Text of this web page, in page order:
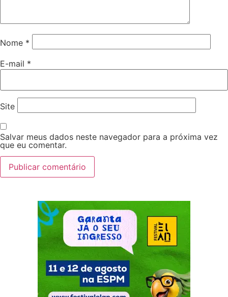
Nome *
E-mail *
Site
Salvar meus dados neste navegador para a próxima vez
que eu comentar.